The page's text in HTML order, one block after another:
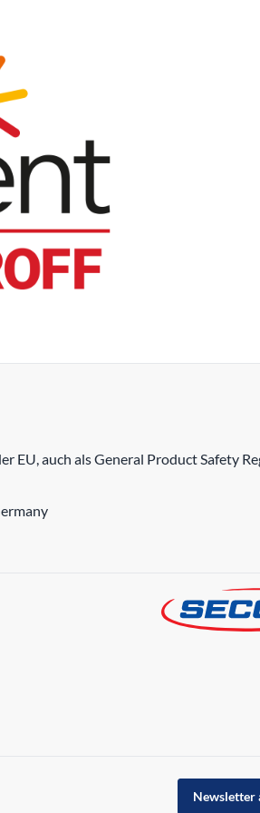
auch als General Product Safety
Newsletter